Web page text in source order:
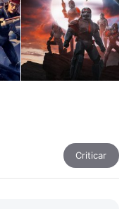
Criticar